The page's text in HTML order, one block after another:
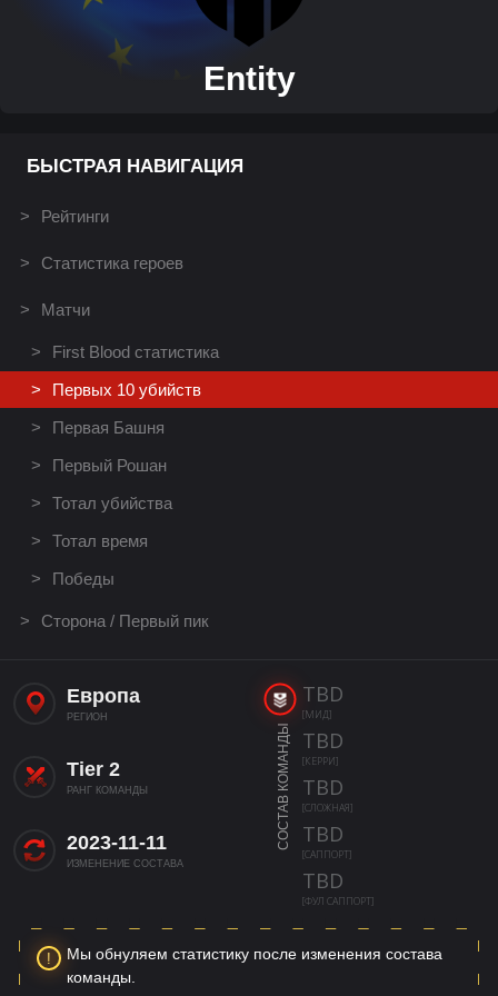
Entity
БЫСТРАЯ НАВИГАЦИЯ
Рейтинги
Статистика героев
Матчи
First Blood статистика
Первых 10 убийств
Первая Башня
Первый Рошан
Тотал убийства
Тотал время
Победы
Сторона / Первый пик
Европа
РЕГИОН
Tier 2
РАНГ КОМАНДЫ
2023-11-11
ИЗМЕНЕНИЕ СОСТАВА
СОСТАВ КОМАНДЫ
TBD
[МИД]
TBD
[КЕРРИ]
TBD
[СЛОЖНАЯ]
TBD
[САППОРТ]
TBD
[ФУЛ САППОРТ]
Мы обнуляем статистику после изменения состава
команды.